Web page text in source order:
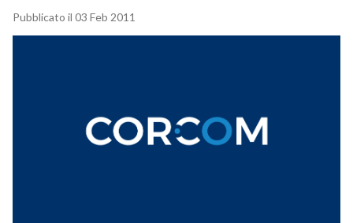
Pubblicato il 03 Feb 2011